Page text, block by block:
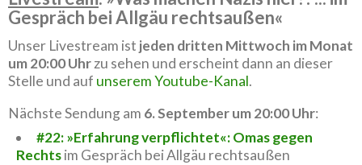
Gespräch bei Allgäu rechtsaußen«
Unser Livestream ist jeden dritten Mittwoch im Monat
um 20:00 Uhrzu sehen und erscheint dann an dieser
Stelle und auf unserem Youtube-Kanal.
Nächste Sendung am 6. September um 20:00 Uhr:
#22: »Erfahrung verpflichtet«: Omas gegen
Rechtsim Gespräch bei Allgäu rechtsaußen